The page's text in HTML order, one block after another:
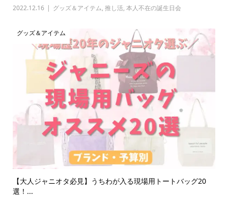
2022.12.16 グッズ＆アイテム, 推し活, 本人不在の誕生日会
グッズ＆アイテム
【大人ジャニオタ必見】うちわが入る現場用トートバッグ20
選！...